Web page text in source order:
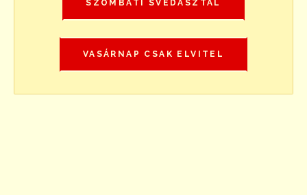
SZOMBATI SVÉDASZTAL
VASÁRNAP CSAK ELVITEL